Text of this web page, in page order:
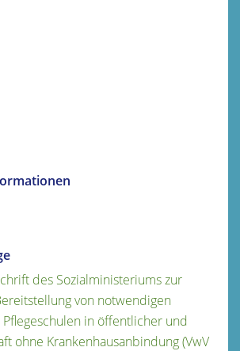
des Sozialministeriums zur
von notwendigen
in öffentlicher und
ohne Krankenhausanbindung (VwV